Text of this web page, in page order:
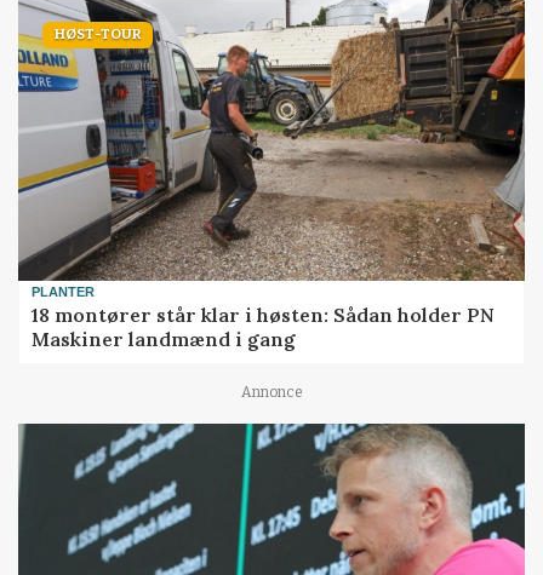
HØST-TOUR
PLANTER
18 montører står klar i høsten: Sådan holder PN
Maskiner landmænd i gang
Annonce